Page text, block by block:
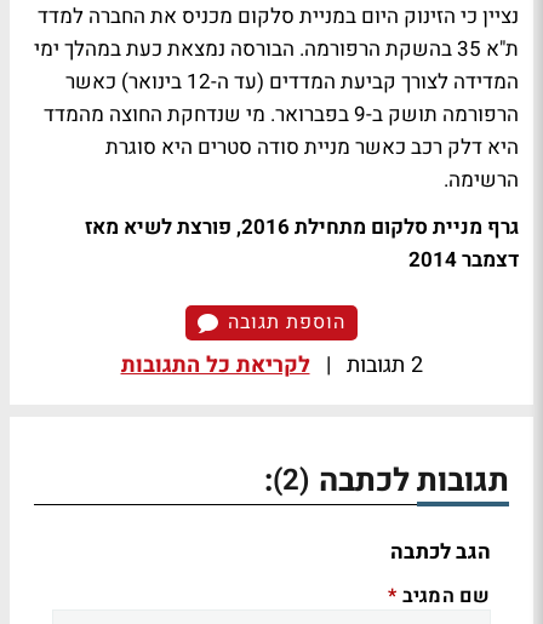
נציין כי הזינוק היום במניית סלקום מכניס את החברה למדד
ת"א 35 בהשקת הרפורמה. הבורסה נמצאת כעת במהלך ימי
המדידה לצורך קביעת המדדים (עד ה-12 בינואר) כאשר
הרפורמה תושק ב-9 בפברואר. מי שנדחקת החוצה מהמדד
היא דלק רכב כאשר מניית סודה סטרים היא סוגרת
הרשימה.
גרף מניית סלקום מתחילת 2016, פורצת לשיא מאז
דצמבר 2014
הוספת תגובה
2 תגובות | לקריאת כל התגובות
תגובות לכתבה (2)
:
הגב לכתבה
שם המגיב *